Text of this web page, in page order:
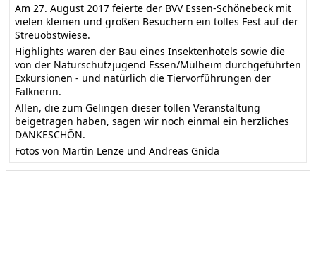
Am 27. August 2017 feierte der BVV Essen-Schönebeck mit
vielen kleinen und großen Besuchern ein tolles Fest auf der
Streuobstwiese.
Highlights waren der Bau eines Insektenhotels sowie die
von der Naturschutzjugend Essen/Mülheim durchgeführten
Exkursionen - und natürlich die Tiervorführungen der
Falknerin.
Allen, die zum Gelingen dieser tollen Veranstaltung
beigetragen haben, sagen wir noch einmal ein herzliches
DANKESCHÖN.
Fotos von Martin Lenze und Andreas Gnida